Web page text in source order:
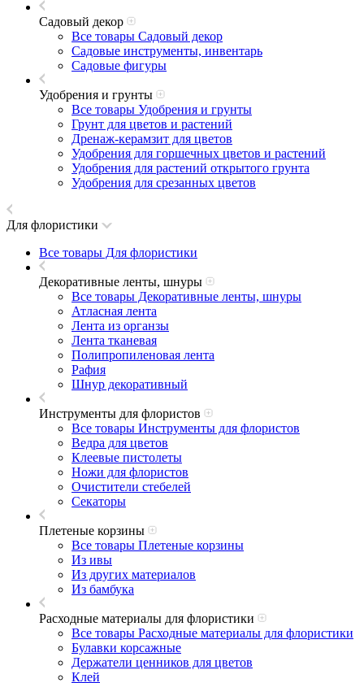
Садовый декор
Все товары Садовый декор
Садовые инструменты, инвентарь
Садовые фигуры
Удобрения и грунты
Все товары Удобрения и грунты
Грунт для цветов и растений
Дренаж-керамзит для цветов
Удобрения для горшечных цветов и растений
Удобрения для растений открытого грунта
Удобрения для срезанных цветов
Для флористики
Все товары Для флористики
Декоративные ленты, шнуры
Все товары Декоративные ленты, шнуры
Атласная лента
Лента из органзы
Лента тканевая
Полипропиленовая лента
Рафия
Шнур декоративный
Инструменты для флористов
Все товары Инструменты для флористов
Ведра для цветов
Клеевые пистолеты
Ножи для флористов
Очистители стебелей
Секаторы
Плетеные корзины
Все товары Плетеные корзины
Из ивы
Из других материалов
Из бамбука
Расходные материалы для флористики
Все товары Расходные материалы для флористики
Булавки корсажные
Держатели ценников для цветов
Клей